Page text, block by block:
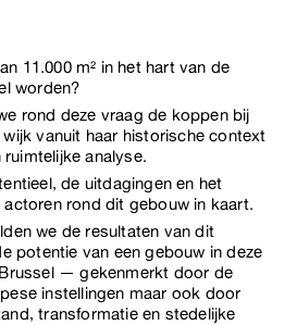
11.000 m² in het hart van de
worden?
rond deze vraag de koppen bij
vanuit haar historische context
analyse.
de uitdagingen en het
rond dit gebouw in kaart.
we de resultaten van dit
potentie van een gebouw in deze
— gekenmerkt door de
instellingen maar ook door
transformatie en stedelijke